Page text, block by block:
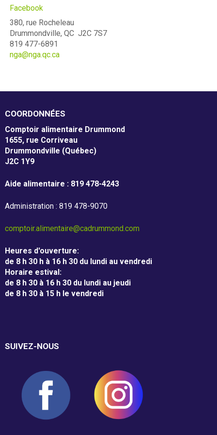
m
e
n
a
i
r
e
D
r
u
m
o
n
d
Mission et valeurs
Services
Notre équipe
Rapports annuel d'activités
Individus
Dépannage alimentaire
Campagne de financement
Facebook
380, rue Rocheleau
Drummondville, QC J2C 7S7
819 477-6891
nga@nga.qc.ca
COORDONNÉES
Comptoir alimentaire Drummond
1655, rue Corriveau
Drummondville (Québec)
J2C 1Y9
Aide alimentaire : 819 478-4243
Administration : 819 478-9070
comptoir.alimentaire@cadrummond.com
Heures d'ouverture:
de 8 h 30 h à 16 h 30 du lundi au vendredi
Horaire estival :
de 8 h 30 à 16 h 30 du lundi au jeudi
de 8 h 30 à 15 h le vendredi
SUIVEZ-NOUS